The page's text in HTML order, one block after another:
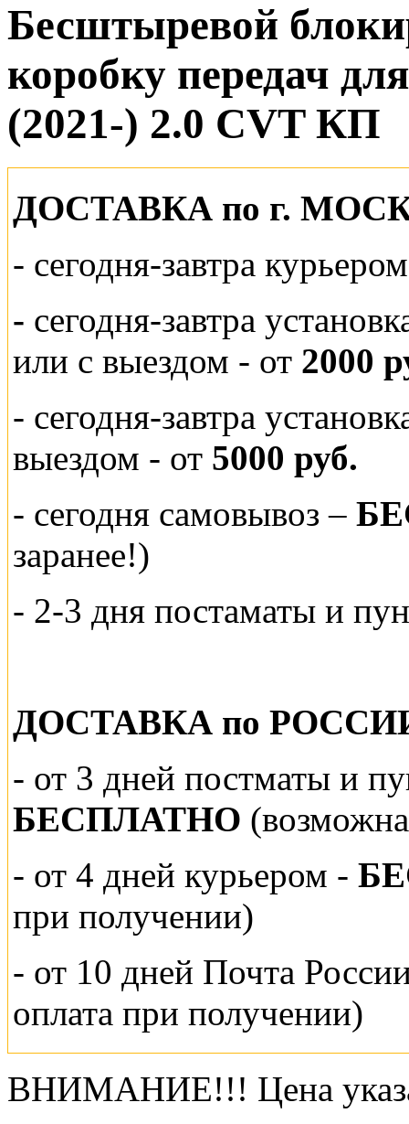
Бесштыревой
коробку передач
(2021-) 2.0 CVT КП
ДОСТАВКА по г.
- сегодня-завтра
- сегодня-завтра
или с выездом - от 2000
- сегодня-завтра
выездом - от 5000 руб.
- сегодня самовывоз –
заранее!)
- 2-3 дня постаматы и
ДОСТАВКА по
- от 3 дней постматы и
БЕСПЛАТНО
- от 4 дней курьером -
при получении)
- от 10 дней Почта
оплата при получении)
ВНИМАНИЕ!!! Цена